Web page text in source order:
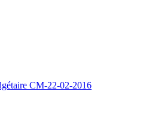
CM-22-02-2016